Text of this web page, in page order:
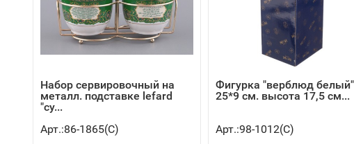
Набор сервировочный на
металл. подставке lefard
"су...
Арт.:86-1865(C)
Фигурка "верблюд белый"
25*9 см. высота 17,5 см...
Арт.:98-1012(C)